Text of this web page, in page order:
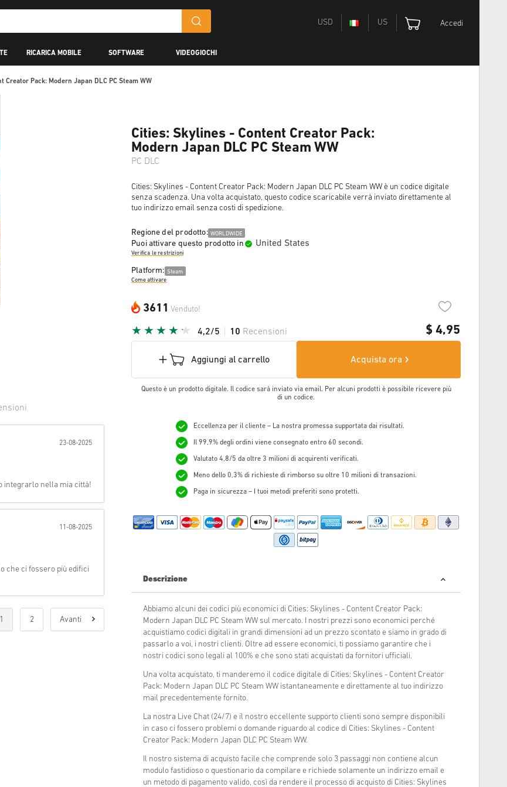
USD US Accedi
RICARICA MOBILE SOFTWARE VIDEOGIOCHI
Creator Pack: Modern Japan DLC PC Steam WW
23-08-2025
integrarlo nella mia città!
11-08-2025
che ci fossero più edifici
1 2 Avanti
Cities: Skylines - Content Creator Pack:
Modern Japan DLC PC Steam WW
PC DLC
Cities: Skylines - Content Creator Pack: Modern Japan DLC PC Steam WW è un codice digitale
senza scadenza. Una volta acquistato, questo codice scaricabile verrà inviato direttamente al
tuo indirizzo email senza costi di spedizione.
Regione del prodotto: WORLDWIDE
Puoi attivare questo prodotto in United States
Verifica le restrizioni
Platform: Steam
Come attivare
3611 Venduto!
$ 4,95
4,2/5 10 Recensioni
Aggiungi al carrello Acquista ora
Questo è un prodotto digitale. Il codice sarà inviato via email. Per alcuni prodotti è possibile ricevere più
di un codice.
Eccellenza per il cliente – La nostra promessa supportata dai risultati.
Il 99,9% degli ordini viene consegnato entro 60 secondi.
Valutato 4,8/5 da oltre 3 milioni di acquirenti verificati.
Meno dello 0,3% di richieste di rimborso su oltre 10 milioni di transazioni.
Paga in sicurezza – I tuoi metodi preferiti sono protetti.
Descrizione
Abbiamo alcuni dei codici più economici di Cities: Skylines - Content Creator Pack:
Modern Japan DLC PC Steam WW sul mercato. I nostri prezzi sono economici perché
acquistiamo codici digitali in grandi dimensioni ad un prezzo scontato e siamo in grado di
passarlo a voi, i nostri clienti. Oltre ad essere economici, ti possiamo garantire che i
nostri codici sono legali al 100% e che sono stati acquistati da fornitori ufficiali.
Una volta acquistato, ti manderemo il codice digitale di Cities: Skylines - Content Creator
Pack: Modern Japan DLC PC Steam WW istantaneamente e direttamente al tuo indirizzo
mail precedentemente fornito.
La nostra Live Chat (24/7) e il nostro eccellente supporto clienti sono sempre disponibili
in caso ci fossero problemi o domande riguardo al codice di Cities: Skylines - Content
Creator Pack: Modern Japan DLC PC Steam WW.
Il nostro sistema di acquisto facile che comprende solo 3 passaggi non contiene alcun
modulo fastidioso o questionario da compilare e richiede solamente un indirizzo email e
un metodo di pagamento valido, così da rendere il processo di acquisto di Cities: Skylines